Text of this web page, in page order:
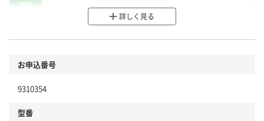
分別・リサイクルしやすい設計
商品
本体
詳しく見る
お申込番号
9310354
型番